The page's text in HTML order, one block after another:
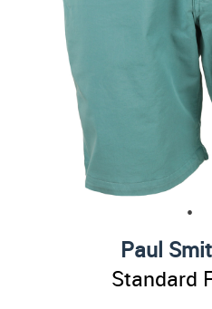
Paul
Standard